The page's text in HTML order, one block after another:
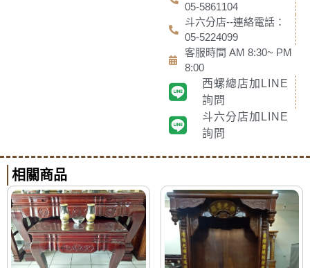
05-5861104
斗六分店--連絡電話：
05-5224099
客服時間 AM 8:30~ PM
8:00
西螺總店加LINE
詢問
斗六分店加LINE
詢問
相關商品